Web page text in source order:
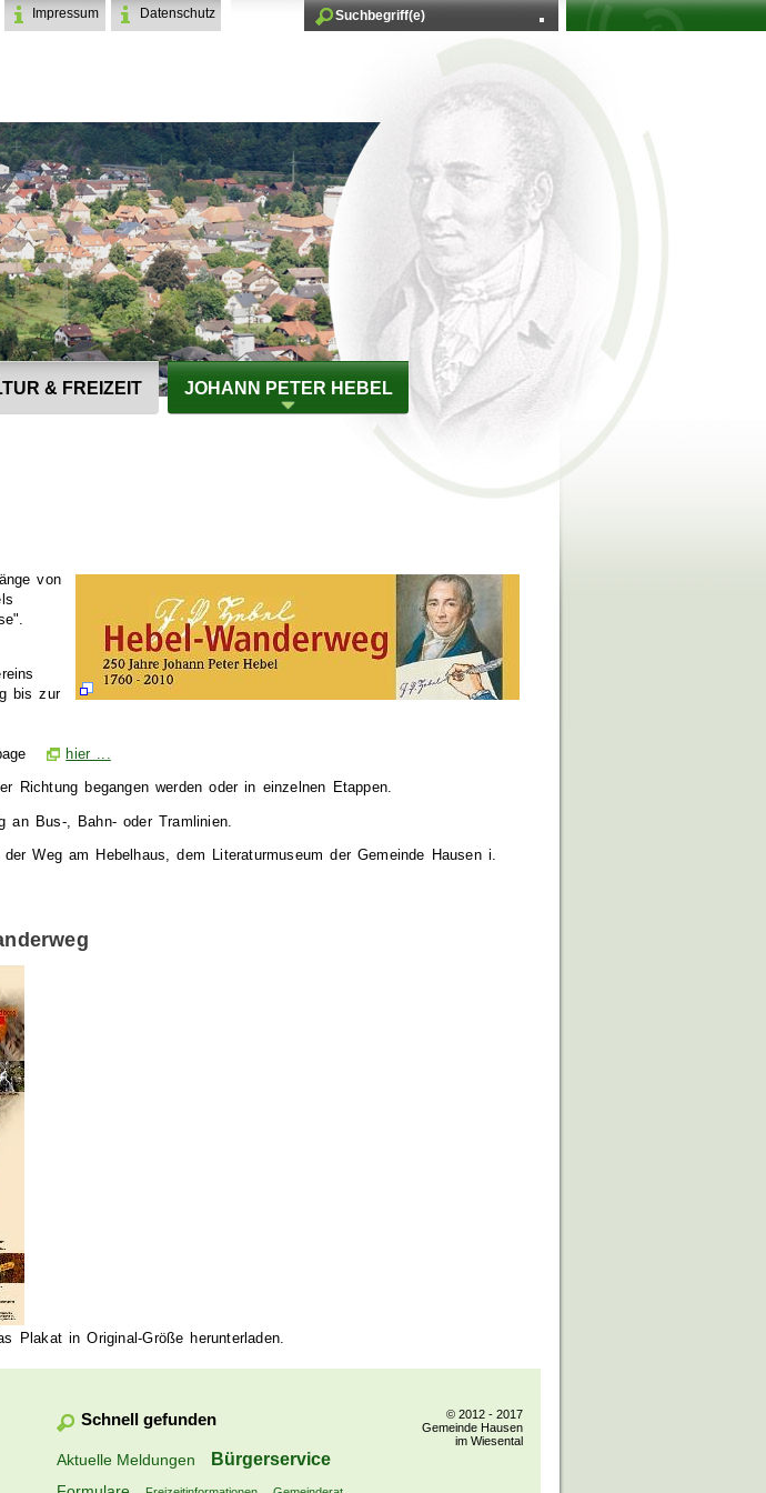
Impressum Datenschutz
& FREIZEIT JOHANN PETER HEBEL
von
bis zur
hier ...
Richtung begangen werden oder in einzelnen Etappen.
an Bus-, Bahn- oder Tramlinien.
Weg am
Hebelhaus, dem Literaturmuseum der Gemeinde Hausen i.
Plakat in Original-Größe herunterladen.
Schnell gefunden
Aktuelle Meldungen Bürgerservice
© 2012 - 2017
Gemeinde Hausen
im Wiesental